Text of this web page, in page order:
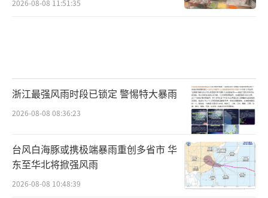
2026-08-08 11:51:35
浙江最强风雨时段已锁定 警惕特大暴雨
2026-08-08 08:36:23
台风白海豚或携极端暴雨重创多省市 华
东至华北将掀强风雨
2026-08-08 10:48:39